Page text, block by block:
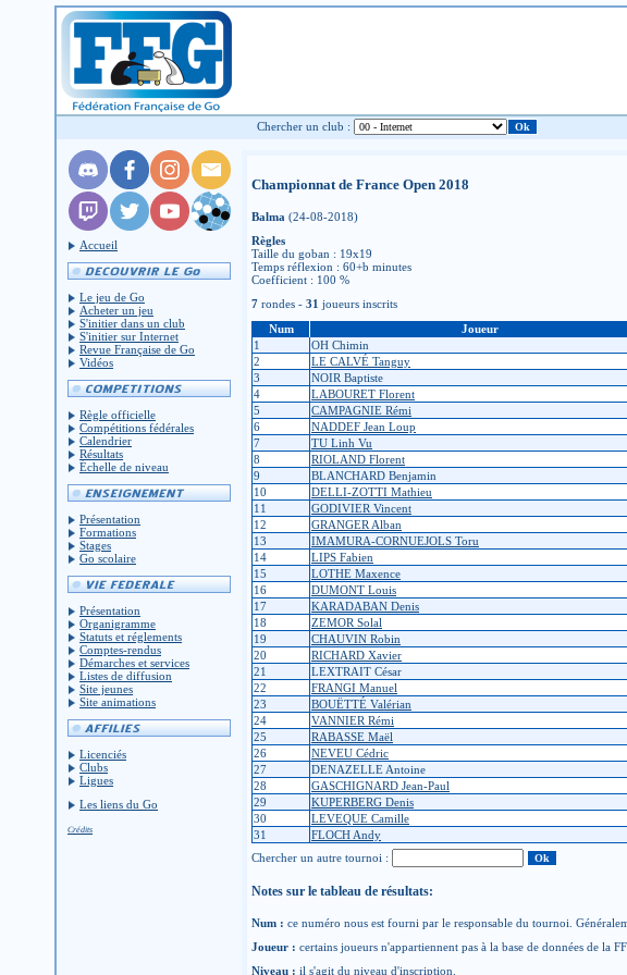
Chercher un club :
Accueil
Le jeu de Go
Acheter un jeu
S'initier dans un club
S'initier sur Internet
Revue Française de Go
Vidéos
Règle officielle
Compétitions fédérales
Calendrier
Résultats
Échelle de niveau
Présentation
Formations
Stages
Go scolaire
Présentation
Organigramme
Statuts et réglements
Comptes-rendus
Démarches et services
Listes de diffusion
Site jeunes
Site animations
Licenciés
Clubs
Ligues
Les liens du Go
Crédits
Championnat de France Open 2018
Balma (24-08-2018)
Règles
Taille du goban : 19x19
Temps réflexion : 60+b minutes
Coefficient : 100 %
7 rondes - 31 joueurs inscrits
Num
Joueur
1
OH Chimin
2
LE CALVÉ Tanguy
3
NOIR Baptiste
4
LABOURET Florent
5
CAMPAGNIE Rémi
6
NADDEF Jean Loup
7
TU Linh Vu
8
RIOLAND Florent
9
BLANCHARD Benjamin
10
DELLI-ZOTTI Mathieu
11
GODIVIER Vincent
12
GRANGER Alban
13
IMAMURA-CORNUEJOLS Toru
14
LIPS Fabien
15
LOTHE Maxence
16
DUMONT Louis
17
KARADABAN Denis
18
ZEMOR Solal
19
CHAUVIN Robin
20
RICHARD Xavier
21
LEXTRAIT César
22
FRANGI Manuel
23
BOUËTTÉ Valérian
24
VANNIER Rémi
25
RABASSE Maël
26
NEVEU Cédric
27
DENAZELLE Antoine
28
GASCHIGNARD Jean-Paul
29
KUPERBERG Denis
30
LEVEQUE Camille
31
FLOCH Andy
Chercher un autre tournoi :
Notes sur le tableau de résultats:
Num : ce numéro nous est fourni par le responsable du tournoi.
Joueur : certains joueurs n'appartiennent pas à la base de données de la
Niveau : il s'agit du niveau d'inscription.